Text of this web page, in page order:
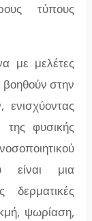
τύπους
με μελέτες
βοηθούν στην
φυσικής
είναι μια
δερματικές
ψωρίαση,